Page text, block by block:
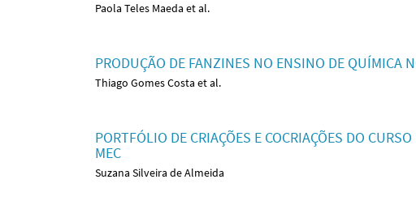
Paola Teles Maeda et al.
PRODUÇÃO DE FANZINES NO ENSINO DE QUÍMICA
Thiago Gomes Costa et al.
PORTFÓLIO DE CRIAÇÕES E COCRIAÇÕES DO
MEC
Suzana Silveira de Almeida